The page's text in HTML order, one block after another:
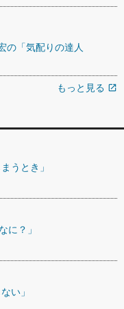
の「気配りの達人
もっと見る open_in_new
うとき」
に？」
い」